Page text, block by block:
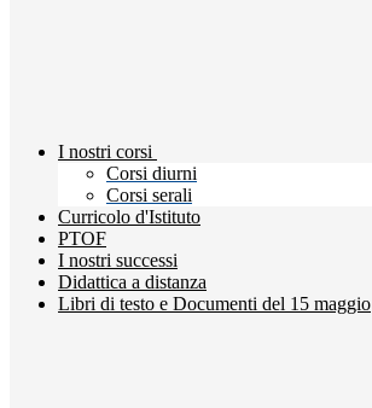
I nostri corsi
Corsi diurni
Corsi serali
Curricolo d'Istituto
PTOF
I nostri successi
Didattica a distanza
Libri di testo e Documenti del 15 maggio